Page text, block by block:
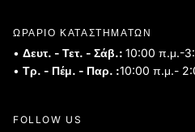
ΩΡΑΡΙΟ ΚΑΤΑΣΤΗΜΑΤΩΝ
• Δευτ. - Τετ. - Σάβ.: 10:00 π.μ.-
• Τρ. - Πέμ. - Παρ. :10:00 π.μ.-
FOLLOW US